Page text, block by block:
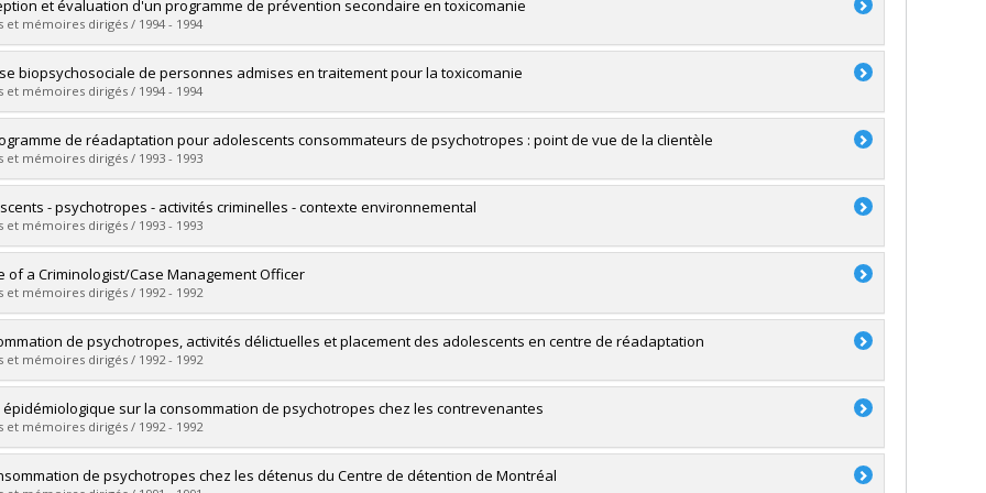
Master's
:M. Sc.
le document dans Papyrus
et évaluation d'un programme de prévention secondaire en toxicomanie
et mémoires dirigés / 1994 - 1994
:Émond, Shirley
Master's
:M. Sc.
le document dans Papyrus
biopsychosociale de personnes admises en traitement pour la toxicomanie
et mémoires dirigés / 1994 - 1994
:Brunelle, Natacha
Master's
:M. Sc.
le document dans Papyrus
de réadaptation pour adolescents consommateurs de psychotropes : point de vue de la clientèle
et mémoires dirigés / 1993 - 1993
:Le Blanc, Marie-Hélène
Master's
:M. Sc.
le document dans Papyrus
- psychotropes - activités criminelles - contexte environnemental
et mémoires dirigés / 1993 - 1993
:Normand, Nathalie
Master's
:M. Sc.
le document dans Papyrus
of a Criminologist/Case Management Officer
et mémoires dirigés / 1992 - 1992
:Bannister, Marjorie
Master's
:M. Sc.
le document dans Papyrus
de psychotropes, activités délictuelles et placement des adolescents en centre de réadaptation
et mémoires dirigés / 1992 - 1992
:Groulx, France
Master's
:M. Sc.
le document dans Papyrus
épidémiologique sur la consommation de psychotropes chez les contrevenantes
et mémoires dirigés / 1992 - 1992
:Desjardins, Lyne
de psychotropes chez les détenus du Centre de détention de Montréal